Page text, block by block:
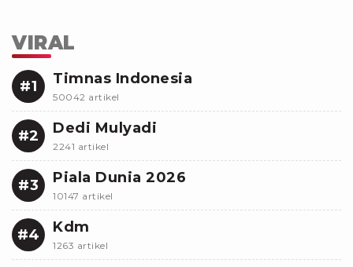
VIRAL
#1 Timnas Indonesia
50042 artikel
#2 Dedi Mulyadi
2241 artikel
#3 Piala Dunia 2026
10147 artikel
#4 Kdm
1263 artikel